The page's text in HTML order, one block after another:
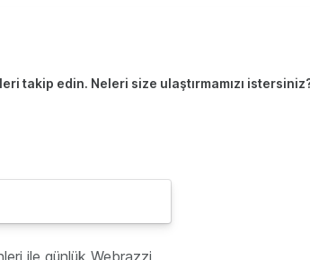
takip edin. Neleri size ulaştırmamızı
ile günlük Webrazzi